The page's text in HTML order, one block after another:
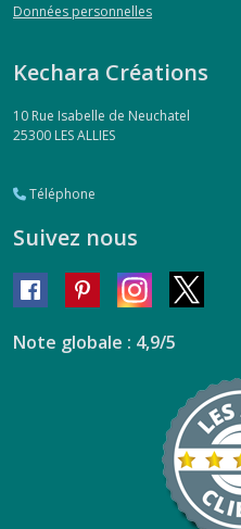
Données personnelles
Kechara Créations
10 Rue Isabelle de Neuchatel
25300 LES ALLIES
Téléphone
Suivez nous
Note globale : 4,9/5